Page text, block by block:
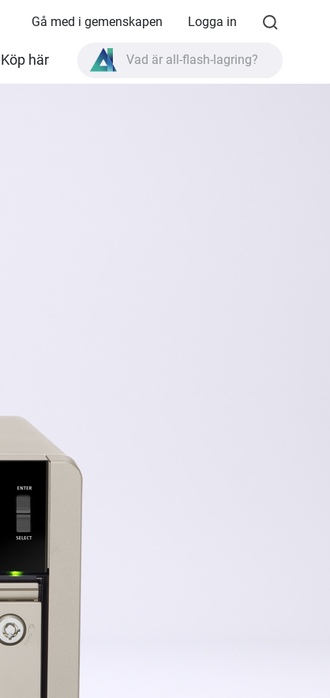
Gå med i gemenskapen Logga in
Köp här
Vad är High Availability?